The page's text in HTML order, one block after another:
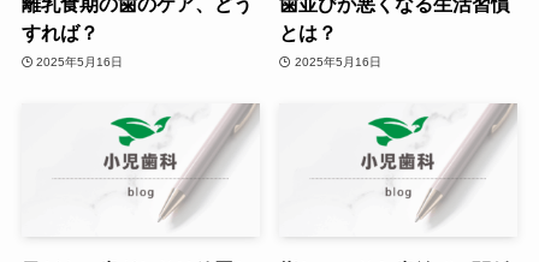
すれば？
2025年5月16日
とは？
2025年5月16日